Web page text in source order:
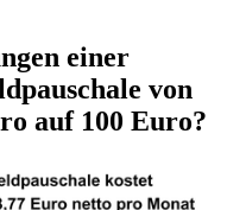
einer
von
auf 100 Euro?